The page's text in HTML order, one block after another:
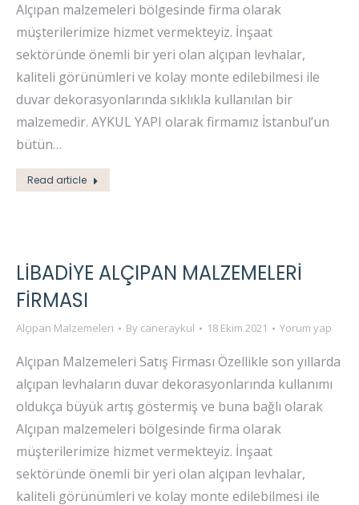
Alçıpan malzemeleri bölgesinde firma olarak
müşterilerimize hizmet vermekteyiz. İnşaat
sektöründe önemli bir yeri olan alçıpan levhalar,
kaliteli görünümleri ve kolay monte edilebilmesi ile
duvar dekorasyonlarında sıklıkla kullanılan bir
malzemedir. AYKUL YAPI olarak firmamız İstanbul’un
bütün…
Read article
LIBADIYE ALÇIPAN MALZEMELERI
FIRMASI
Alçıpan Malzemeleri By caneraykul 18 Ekim 2021 Yorum yap
Alçıpan Malzemeleri Satış Firması Özellikle son yıllarda
alçıpan levhaların duvar dekorasyonlarında kullanımı
oldukça büyük artış göstermiş ve buna bağlı olarak
Alçıpan malzemeleri bölgesinde firma olarak
müşterilerimize hizmet vermekteyiz. İnşaat
sektöründe önemli bir yeri olan alçıpan levhalar,
kaliteli görünümleri ve kolay monte edilebilmesi ile